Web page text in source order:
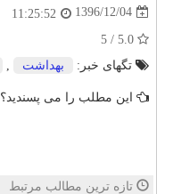
1396/12/04
11:25:52
تگهای خبر:
بهداشت
این مطلب را می پسندید؟
تازه ترین مطالب مرتبط